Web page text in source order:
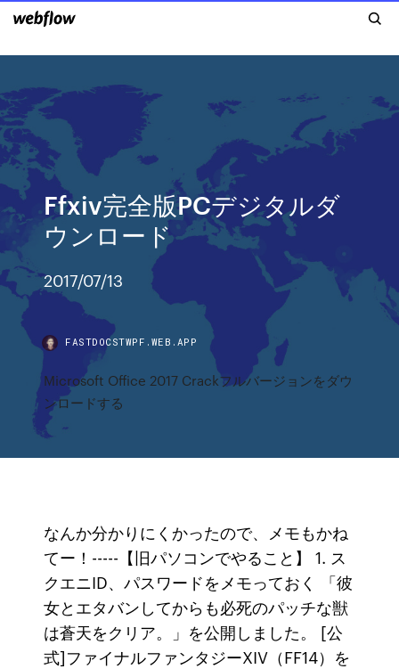
Ffxiv完全版PCデジタルダ
ウンロード
2017/07/13
FASTDOCSTWPF.WEB.APP
Microsoft Office 2017 Crackフルバージョンをダウ
ンロードする
なんか分かりにくかったので、メモもかね
てー！-----【旧パソコンでやること】 1. ス
クエニID、パスワードをメモっておく 「彼
女とエタバンしてからも必死のパッチな獣
は蒼天をクリア。」を公開しました。 [公
式]ファイナルファンタジーXIV（FF14）を